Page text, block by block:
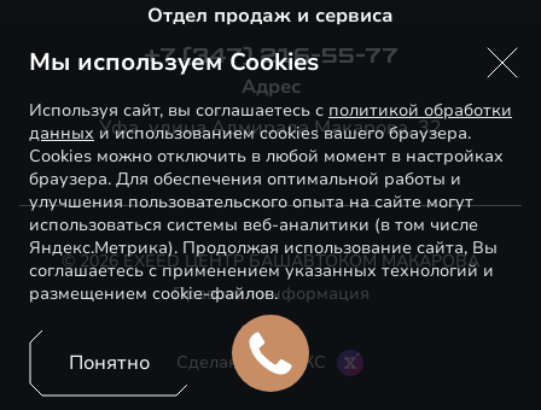
Отдел продаж и сервиса
+7 (347) 216-55-77
Адрес
Уфа, улица Адмирала Макарова, 32
© 2026 EXEED ЦЕНТР БАШАВТОКОМ МАКАРОВА
Правовая информация
Сделано в ПЕРКС
Мы используем Cookies
Используя сайт, вы соглашаетесь с политикой обработки
данных и использованием cookies вашего браузера.
Cookies можно отключить в любой момент в настройках
браузера. Для обеспечения оптимальной работы и
улучшения пользовательского опыта на сайте могут
использоваться системы веб-аналитики (в том числе
Яндекс.Метрика). Продолжая использование сайта, Вы
соглашаетесь с применением указанных технологий и
размещением cookie-файлов.
Понятно